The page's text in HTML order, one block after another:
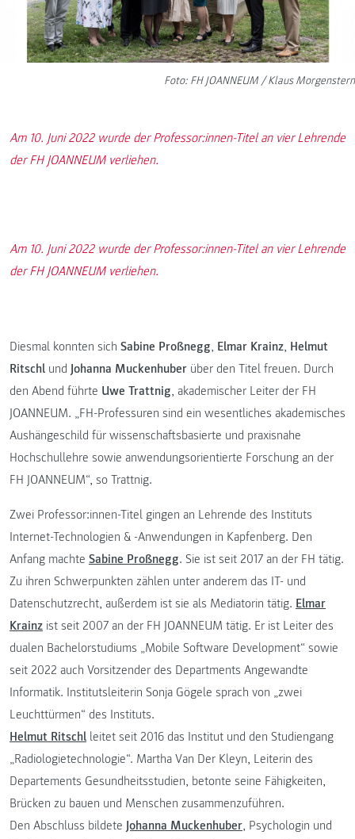
Foto: FH JOANNEUM / Klaus Morgenstern
Am 10. Juni 2022 wurde der Professor:innen-Titel an vier Lehrende
der FH JOANNEUM verliehen.
Am 10. Juni 2022 wurde der Professor:innen-Titel an vier Lehrende
der FH JOANNEUM verliehen.
Diesmal konnten sich Sabine Proßnegg, Elmar Krainz, Helmut
Ritschl und Johanna Muckenhuber über den Titel freuen. Durch
den Abend führte Uwe Trattnig, akademischer Leiter der FH
JOANNEUM. „FH-Professuren sind ein wesentliches akademisches
Aushängeschild für wissenschaftsbasierte und praxisnahe
Hochschullehre sowie anwendungsorientierte Forschung an der
FH JOANNEUM“, so Trattnig.
Zwei Professor:innen-Titel gingen an Lehrende des Instituts
Internet-Technologien & -Anwendungen in Kapfenberg. Den
Anfang machte Sabine Proßnegg. Sie ist seit 2017 an der FH tätig.
Zu ihren Schwerpunkten zählen unter anderem das IT- und
Datenschutzrecht, außerdem ist sie als Mediatorin tätig. Elmar
Krainz ist seit 2007 an der FH JOANNEUM tätig. Er ist Leiter des
dualen Bachelorstudiums „Mobile Software Development“ sowie
seit 2022 auch Vorsitzender des Departments Angewandte
Informatik. Institutsleiterin Sonja Gögele sprach von „zwei
Leuchttürmen“ des Instituts.
Helmut Ritschl leitet seit 2016 das Institut und den Studiengang
„Radiologietechnologie“. Martha Van Der Kleyn, Leiterin des
Departements Gesundheitsstudien, betonte seine Fähigkeiten,
Brücken zu bauen und Menschen zusammenzuführen.
Den Abschluss bildete Johanna Muckenhuber, Psychologin und